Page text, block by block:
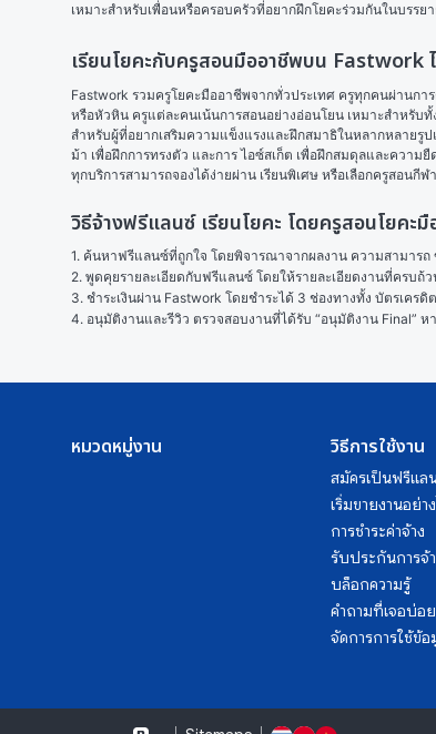
เหมาะสำหรับเพื่อนหรือครอบครัวที่อยากฝึกโยคะร่วมกันในบรร
เรียนโยคะกับครูสอนมืออาชีพบน Fastwork
Fastwork รวมครูโยคะมืออาชีพจากทั่วประเทศ ครูทุกคนผ่านกา
หรือหัวหิน ครูแต่ละคนเน้นการสอนอย่างอ่อนโยน เหมาะสำหรับ
สำหรับผู้ที่อยากเสริมความแข็งแรงและฝึกสมาธิในหลากหลายรู
ม้า เพื่อฝึกการทรงตัว และการ ไอซ์สเก็ต เพื่อฝึกสมดุลและความยื
ทุกบริการสามารถจองได้ง่ายผ่าน เรียนพิเศษ หรือเลือกครูสอนกี
วิธีจ้างฟรีแลนซ์ เรียนโยคะ โดยครูสอนโยค
1. ค้นหาฟรีแลนซ์ที่ถูกใจ โดยพิจารณาจากผลงาน ความสามาร
2. พูดคุยรายละเอียดกับฟรีแลนซ์ โดยให้รายละเอียดงานที่ครบ
3. ชำระเงินผ่าน Fastwork โดยชำระได้ 3 ช่องทางทั้ง บัตรเค
4. อนุมัติงานและรีวิว ตรวจสอบงานที่ได้รับ “อนุมัติงาน Final”
หมวดหมู่งาน วิธีการใช้งาน
สมัครเป็นฟรีแล
เริ่มขายงานอย่า
การชำระค่าจ้าง
รับประกันการจ้
บล็อกความรู้
คำถามที่เจอบ่อย
จัดการการใช้ข้อ